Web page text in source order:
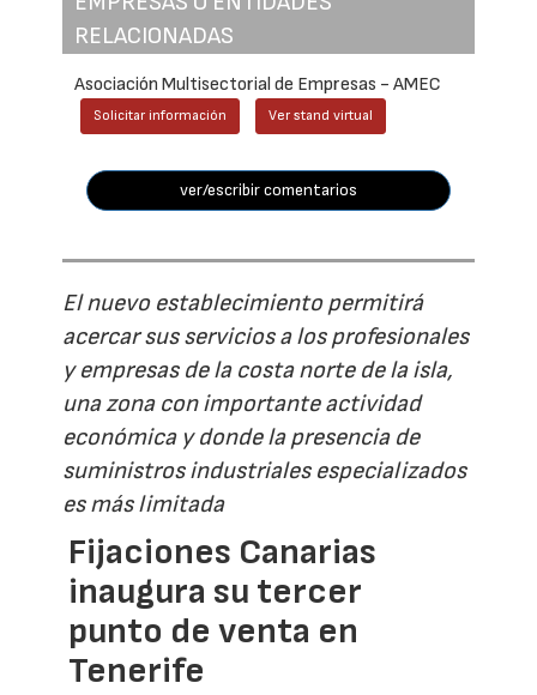
RELACIONADAS
Asociación Multisectorial de Empresas - AMEC
Solicitar información Ver stand virtual
ver/escribir comentarios
El nuevo establecimiento permitirá
acercar sus servicios a los profesionales
y empresas de la costa norte de la isla,
una zona con importante actividad
económica y donde la presencia de
suministros industriales especializados
es más limitada
Fijaciones Canarias
inaugura su tercer
punto de venta en
Tenerife